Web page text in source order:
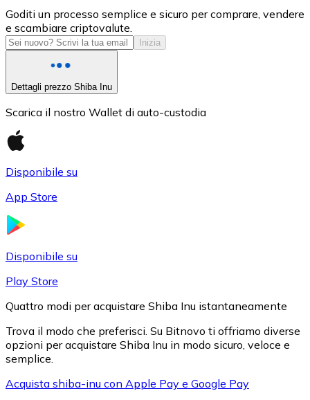
USD Coin
USDC
Goditi un processo semplice e sicuro per comprare, vendere
e scambiare criptovalute.
Inizia
Dettagli prezzo Shiba Inu
Scarica il nostro Wallet di auto-custodia
Disponibile su
App Store
Disponibile su
Play Store
Quattro modi per acquistare Shiba Inu istantaneamente
Trova il modo che preferisci. Su Bitnovo ti offriamo diverse
opzioni per acquistare Shiba Inu in modo sicuro, veloce e
semplice.
Acquista shiba-inu con Apple Pay e Google Pay